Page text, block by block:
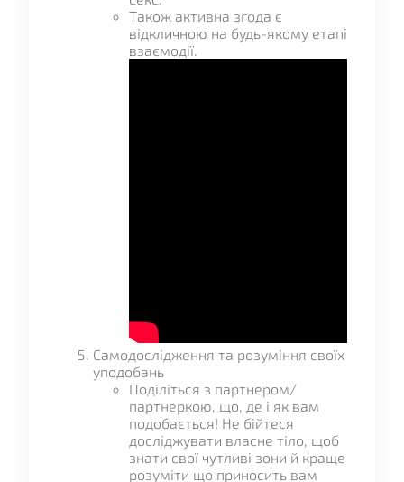
Також активна згода є
відкличною на будь-якому етапі
взаємодії.
Самодослідження та розуміння своїх
уподобань
Поділіться з партнером/
партнеркою, що, де і як вам
подобається! Не бійтеся
досліджувати власне тіло, щоб
знати свої чутливі зони й краще
розуміти що приносить вам